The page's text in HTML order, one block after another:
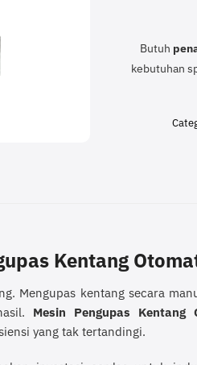
Butuh
kebutuhan
Kentang
Mengupas kentang secara
Mesin Pengupas Kentang
yang tak tertandingi.